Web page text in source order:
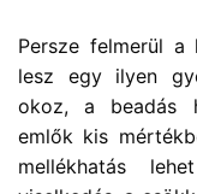
Persze felmerül a
lesz egy ilyen
okoz, a beadás
emlők kis
mellékhatás